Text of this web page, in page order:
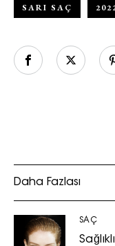
SARI SAÇ
Daha Fazlası
SAÇ